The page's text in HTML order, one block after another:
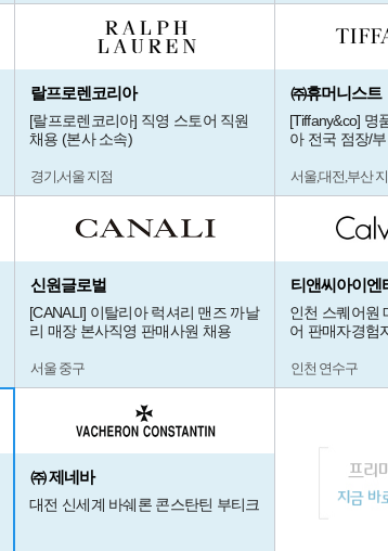
랄프로렌코리아
[랄프로렌코리아] 직영 스토어 직원
채용 (본사 소속)
경기,서울 지점
㈜휴머니스트
[Tiffany&co] 명
아 전국 점장/
서울,대전,부산
신원글로벌
[CANALI] 이탈리아 럭셔리 맨즈 까날
리 매장 본사직영 판매사원 채용
서울 중구
티앤씨아이엔
인천 스퀘어원
어 판매자경험
인천 연수구
㈜ 제네바
대전 신세계 바쉐론 콘스탄틴 부티크